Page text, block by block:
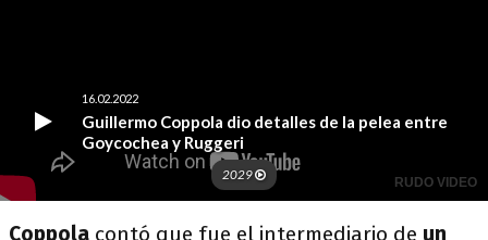
Coppola contó que fue el intermediario de un